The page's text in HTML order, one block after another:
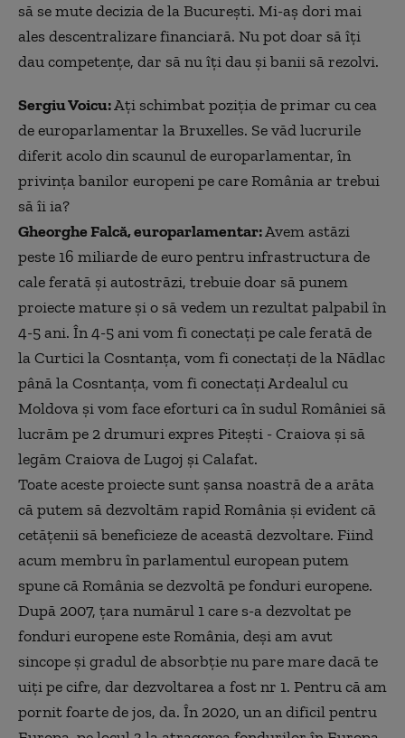
să se mute decizia de la București. Mi-aș dori mai
ales descentralizare financiară. Nu pot doar să îți
dau competențe, dar să nu îți dau și banii să rezolvi.
Sergiu Voicu:Ați schimbat poziția de primar cu cea
de europarlamentar la Bruxelles. Se văd lucrurile
diferit acolo din scaunul de europarlamentar, în
privința banilor europeni pe care România ar trebui
să îi ia?
Gheorghe Falcă, europarlamentar:Avem astăzi
peste 16 miliarde de euro pentru infrastructura de
cale ferată și autostrăzi, trebuie doar să punem
proiecte mature și o să vedem un rezultat palpabil în
4-5 ani. În 4-5 ani vom fi conectați pe cale ferată de
la Curtici la Cosntanța, vom fi conectați de la Nădlac
până la Cosntanța, vom fi conectați Ardealul cu
Moldova și vom face eforturi ca în sudul României să
lucrăm pe 2 drumuri expres Pitești - Craiova și să
legăm Craiova de Lugoj și Calafat.
Toate aceste proiecte sunt șansa noastră de a arăta
că putem să dezvoltăm rapid România și evident că
cetățenii să beneficieze de această dezvoltare. Fiind
acum membru în parlamentul european putem
spune că România se dezvoltă pe fonduri europene.
După 2007, țara numărul 1 care s-a dezvoltat pe
fonduri europene este România, deși am avut
sincope și gradul de absorbție nu pare mare dacă te
uiți pe cifre, dar dezvoltarea a fost nr 1. Pentru că am
pornit foarte de jos, da. În 2020, un an dificil pentru